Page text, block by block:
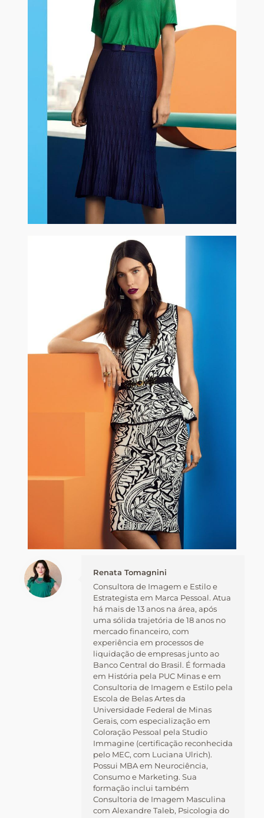
Renata Tomagnini
Consultora de Imagem e Estilo e
Estrategista em Marca Pessoal. Atua
há mais de 13 anos na área, após
uma sólida trajetória de 18 anos no
mercado financeiro, com
experiência em processos de
liquidação de empresas junto ao
Banco Central do Brasil. É formada
em História pela PUC Minas e em
Consultoria de Imagem e Estilo pela
Escola de Belas Artes da
Universidade Federal de Minas
Gerais, com especialização em
Coloração Pessoal pela Studio
Immagine (certificação reconhecida
pelo MEC, com Luciana Ulrich).
Possui MBA em Neurociência,
Consumo e Marketing. Sua
formação inclui também
Consultoria de Imagem Masculina
com Alexandre Taleb, Psicologia do